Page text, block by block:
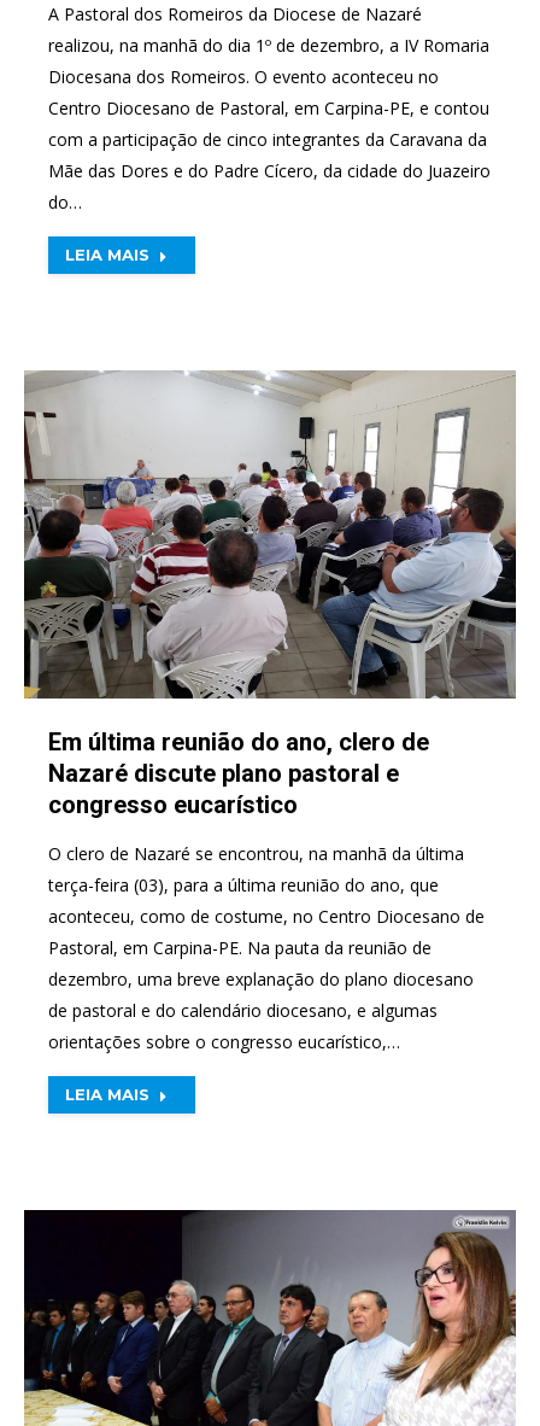
A Pastoral dos Romeiros da Diocese de Nazaré
realizou, na manhã do dia 1º de dezembro, a IV Romaria
Diocesana dos Romeiros. O evento aconteceu no
Centro Diocesano de Pastoral, em Carpina-PE, e contou
com a participação de cinco integrantes da Caravana da
Mãe das Dores e do Padre Cícero, da cidade do Juazeiro
do…
LEIA MAIS
Em última reunião do ano, clero de
Nazaré discute plano pastoral e
congresso eucarístico
O clero de Nazaré se encontrou, na manhã da última
terça-feira (03), para a última reunião do ano, que
aconteceu, como de costume, no Centro Diocesano de
Pastoral, em Carpina-PE. Na pauta da reunião de
dezembro, uma breve explanação do plano diocesano
de pastoral e do calendário diocesano, e algumas
orientações sobre o congresso eucarístico,…
LEIA MAIS